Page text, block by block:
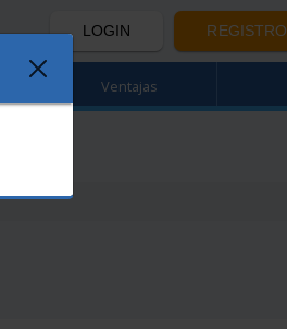
LOGIN REGISTRO
Ventajas